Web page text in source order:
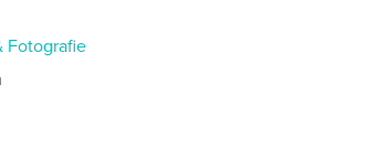
Fotografie